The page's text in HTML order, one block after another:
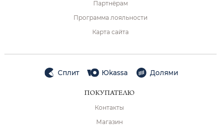
Партнёрам
Программа лояльности
Карта сайта
Сплит Юkassa Долями
ПОКУПАТЕЛЮ
Контакты
Магазин